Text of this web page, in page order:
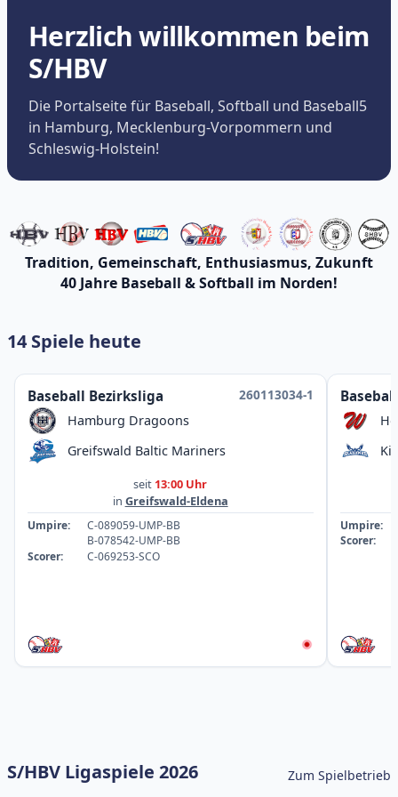
Herzlich willkommen beim
S/HBV
Die Portalseite für Baseball, Softball und Baseball5
in Hamburg, Mecklenburg-Vorpommern und
Schleswig-Holstein!
Tradition, Gemeinschaft, Enthusiasmus, Zukunft
40 Jahre Baseball & Softball im Norden!
14 Spiele heute
Baseball Bezirksliga
260113034-1
Hamburg Dragoons
Greifswald Baltic Mariners
seit 13:00 Uhr
in Greifswald-Eldena
Umpire:
C-089059-UMP-BB
B-078542-UMP-BB
Scorer:
C-069253-SCO
Umpire:
Scorer:
S/HBV Ligaspiele 2026 Zum Spielbetrieb